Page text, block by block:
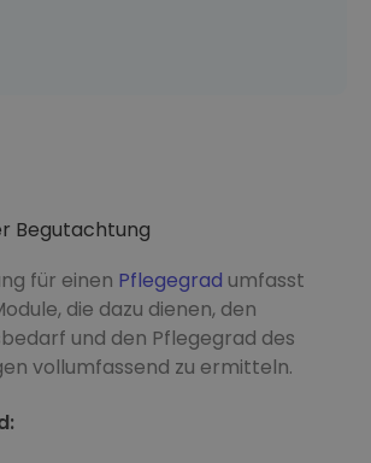
Begutachtung
für einen Pflegegrad umfasst
die dazu dienen, den
und den Pflegegrad des
vollumfassend zu ermitteln.